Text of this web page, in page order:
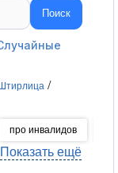
Поиск
/
про инвалидов
Показать ещё